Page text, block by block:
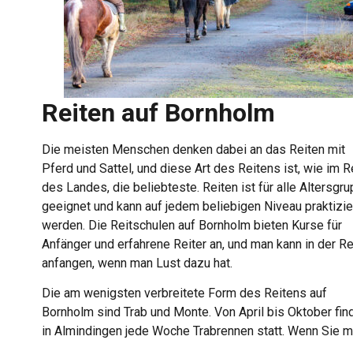
Reiten auf Bornholm
Die meisten Menschen denken dabei an das Reiten mit
Pferd und Sattel, und diese Art des Reitens ist, wie im
des Landes, die beliebteste. Reiten ist für alle
geeignet und kann auf jedem beliebigen Niveau
werden. Die Reitschulen auf Bornholm bieten Kurse für
Anfänger und erfahrene Reiter an, und man kann in der
anfangen, wenn man Lust dazu hat.
Die am wenigsten verbreitete Form des Reitens auf
Bornholm sind Trab und Monte. Von April bis Oktober
in Almindingen jede Woche Trabrennen statt. Wenn Sie